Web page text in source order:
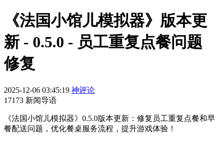
《法国小馆儿模拟器》版本更
新 - 0.5.0 - 员工重复点餐问题
修复
2025-12-06 03:45:19 神评论
17173 新闻导语
《法国小馆儿模拟器》0.5.0版本更新：修复员工重复点餐和早
餐配送问题，优化餐桌服务流程，提升游戏体验！